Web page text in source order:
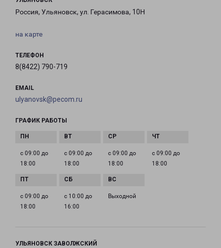
Россия, Ульяновск, ул. Герасимова, 10Н
на карте
ТЕЛЕФОН
8(8422) 790-719
EMAIL
ulyanovsk@pecom.ru
ГРАФИК РАБОТЫ
с 09:00 до
18:00
с 09:00 до
18:00
с 09:00 до
18:00
с 09:00 до
18:00
с 09:00 до
18:00
с 10:00 до
16:00
Выходной
УЛЬЯНОВСК ЗАВОЛЖСКИЙ